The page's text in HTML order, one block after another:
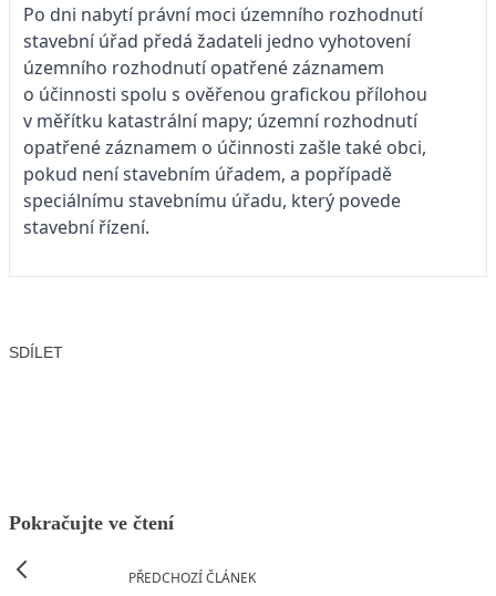
Po dni nabytí právní moci územního rozhodnutí
stavební úřad předá žadateli jedno vyhotovení
územního rozhodnutí opatřené záznamem
o účinnosti spolu s ověřenou grafickou přílohou
v měřítku katastrální mapy; územní rozhodnutí
opatřené záznamem o účinnosti zašle také obci,
pokud není stavebním úřadem, a popřípadě
speciálnímu stavebnímu úřadu, který povede
stavební řízení.
SDÍLET
Pokračujte ve čtení
PŘEDCHOZÍ ČLÁNEK